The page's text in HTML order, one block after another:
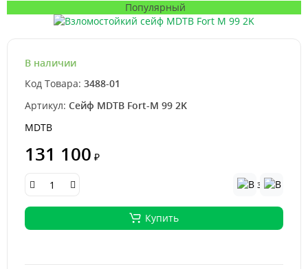
Популярный
В наличии
Код Товара: 3488-01
Артикул: Сейф MDTB Fort-M 99 2K
MDTB
131 100 ₽
Купить